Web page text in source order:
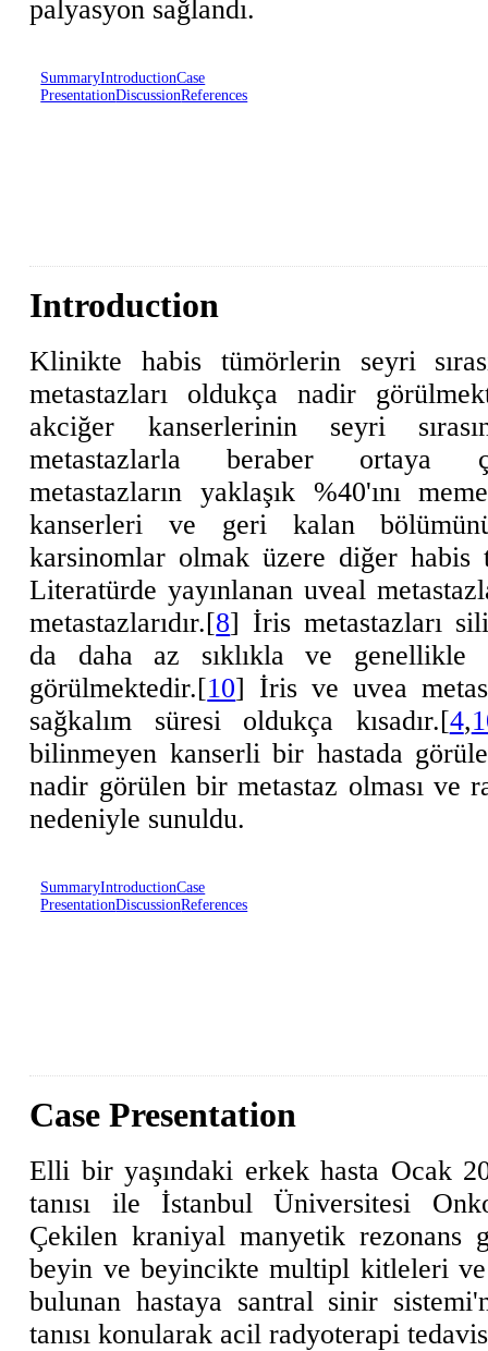
palyasyon sağlandı.
SummaryIntroductionCase
PresentationDiscussionReferences
Introduction
Klinikte habis tümörlerin seyri
metastazları oldukça nadir
akciğer kanserlerinin seyri
metastazlarla beraber ortaya
metastazların yaklaşık %40'ını
kanserleri ve geri kalan
karsinomlar olmak üzere diğer habis
Literatürde yayınlanan uveal
metastazlarıdır.[8] İris metastazları
da daha az sıklıkla ve genellikle
görülmektedir.[10] İris ve uvea
sağkalım süresi oldukça kısadır.[4,
bilinmeyen kanserli bir hastada
nadir görülen bir metastaz olması ve
nedeniyle sunuldu.
SummaryIntroductionCase
PresentationDiscussionReferences
Case Presentation
Elli bir yaşındaki erkek hasta Ocak
tanısı ile İstanbul Üniversitesi
Çekilen kraniyal manyetik rezonans
beyin ve beyincikte multipl kitleleri
bulunan hastaya santral sinir
tanısı konularak acil radyoterapi